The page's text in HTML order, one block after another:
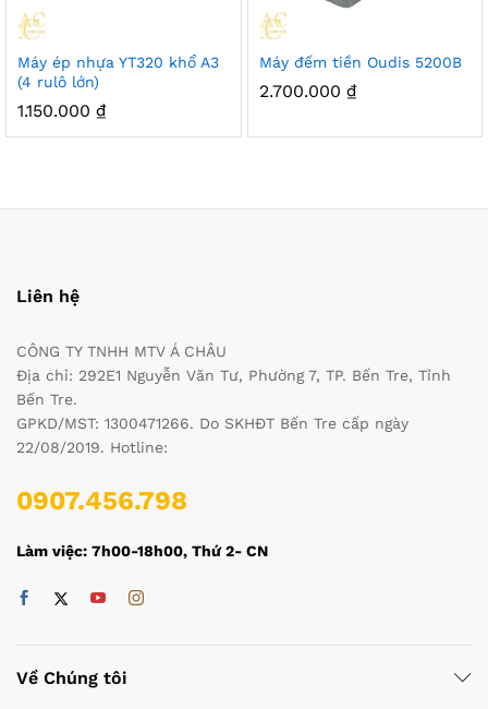
Máy ép nhựa YT320 khổ A3
(4 rulô lớn)
1.150.000 ₫
Máy đếm tiền Oudis 5200B
2.700.000 ₫
Liên hệ
CÔNG TY TNHH MTV Á CHÂU
Địa chỉ: 292E1 Nguyễn Văn Tư, Phường 7, TP. Bến Tre, Tỉnh
Bến Tre.
GPKD/MST: 1300471266. Do SKHĐT Bến Tre cấp ngày
22/08/2019. Hotline:
0907.456.798
Làm việc: 7h00-18h00, Thứ 2- CN
Về Chúng tôi